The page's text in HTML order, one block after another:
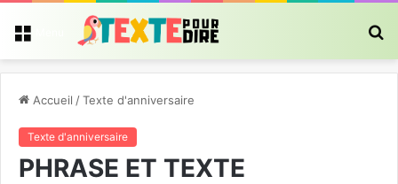
Accueil /Texte d'anniversaire
Texte d'anniversaire
PHRASE ET TEXTE